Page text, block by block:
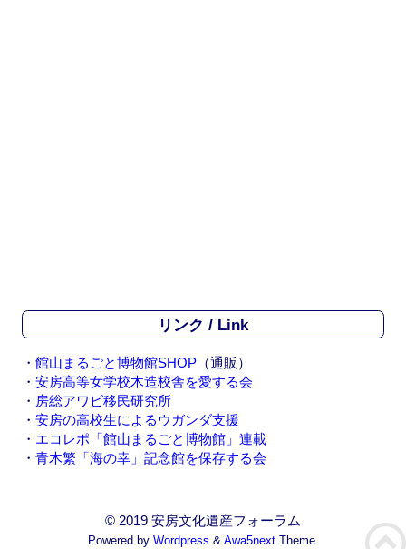
リンク / Link
・ 館山まるごと博物館SHOP （通販）
・ 安房高等女学校木造校舎を愛する会
・ 房総アワビ移民研究所
・ 安房の高校生によるウガンダ支援
・ エコレポ「館山まるごと博物館」連載
・ 青木繁「海の幸」記念館を保存する会
© 2019 安房文化遺産フォーラム
Powered by Wordpress & Awa5nextTheme.